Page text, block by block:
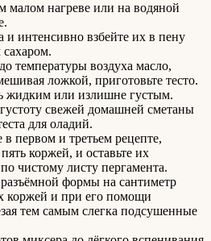
малом нагреве или на водяной
и интенсивно взбейте их в пену
температуры воздуха масло,
ложкой, приготовьте тесто.
жидким или излишне густым.
свежей домашней сметаны
для оладий.
первом и третьем рецепте,
коржей, и оставьте их
чистому листу пергамента.
формы на сантиметр
коржей и при его помощи
тем самым слегка подсушенные